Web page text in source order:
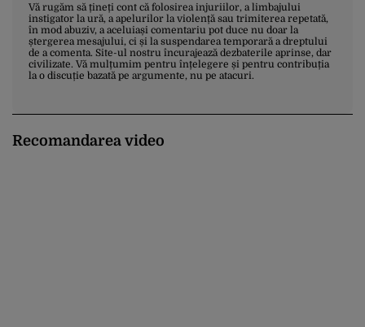
Vă rugăm să țineți cont că folosirea injuriilor, a limbajului
instigator la ură, a apelurilor la violență sau trimiterea repetată,
în mod abuziv, a aceluiași comentariu pot duce nu doar la
ștergerea mesajului, ci și la suspendarea temporară a dreptului
de a comenta. Site-ul nostru încurajează dezbaterile aprinse, dar
civilizate. Vă mulțumim pentru înțelegere și pentru contribuția
la o discuție bazată pe argumente, nu pe atacuri.
Recomandarea video